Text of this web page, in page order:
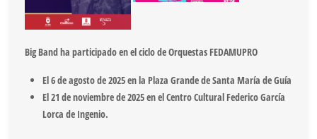
Big Band ha participado en el ciclo de Orquestas FEDAMUPRO
El 6 de agosto de 2025 en la Plaza Grande de Santa María de Guía
El 21 de noviembre de 2025 en el Centro Cultural Federico García
Lorca de Ingenio.